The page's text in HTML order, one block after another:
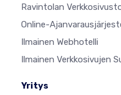
Ravintolan
Online-
Ilmainen Webhotelli
Ilmainen Verkkosivujen
Yritys